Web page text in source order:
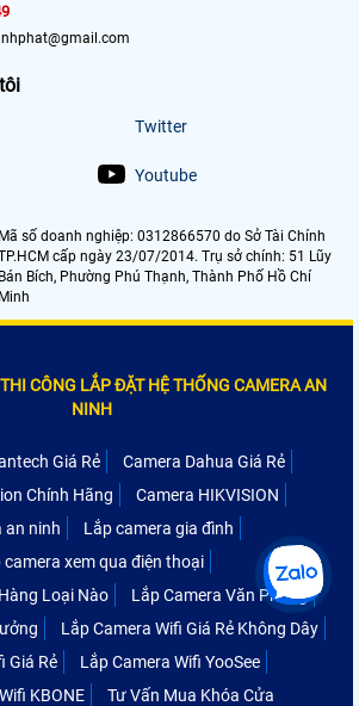
Twitter
Youtube
Mã số doanh nghiệp: 0312866570 do Sở Tài Chính
cấp ngày 23/07/2014. Trụ sở chính: 51 Lũy
Bán Bích, Phường Phú Thạnh, Thành Phố Hồ Chí
Minh
CÔNG LẮP ĐẶT HỆ THỐNG CAMERA AN
NINH
Giá Rẻ
Camera Dahua Giá Rẻ
Chính Hãng
Camera HIKVISION
an ninh
Lắp camera gia đình
camera xem qua điện thoại
Loại Nào
Lắp Camera Văn Phòng
Lắp Camera Wifi Giá Rẻ Không Dây
Giá Rẻ
Lắp Camera Wifi YooSee
KBONE
Tư Vấn Mua Khóa Cửa